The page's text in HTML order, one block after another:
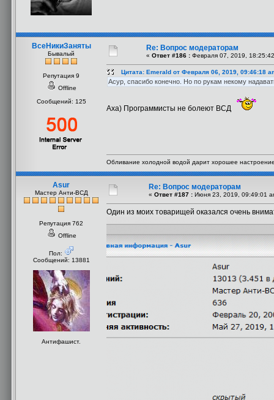
ВсеНикиЗаняты
Бывалый
Репутация 9
Offline
Сообщений: 125
Re: Вопрос модераторам
« Ответ #186 : Февраля 07, 2019,
Цитата: Emerald от Февраля 06, 2019, 09:46:18
Асур, спасибо конечно. Но по рукам некому
Аха) Программисты не болеют ВСД
Обливание холодной водой дарит хорошее
Asur
Мастер Анти-ВСД
Репутация 762
Offline
Пол:
Сообщений: 13881
Антифашист.
Re: Вопрос модераторам
« Ответ #187 : Июня 23, 2019, 09:49:01
Один из моих товарищей оказался очень